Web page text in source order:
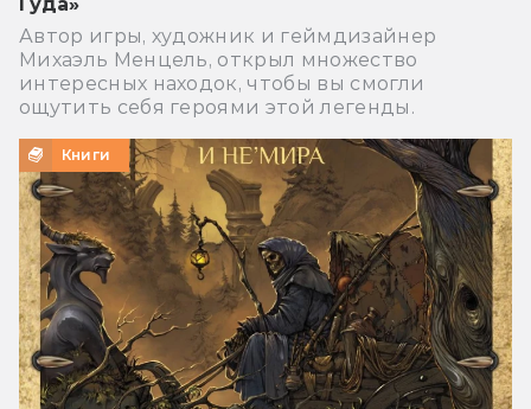
Автор игры, художник и геймдизайнер
Михаэль Менцель, открыл множество
интересных находок, чтобы вы смогли
ощутить себя героями этой легенды.
Книги